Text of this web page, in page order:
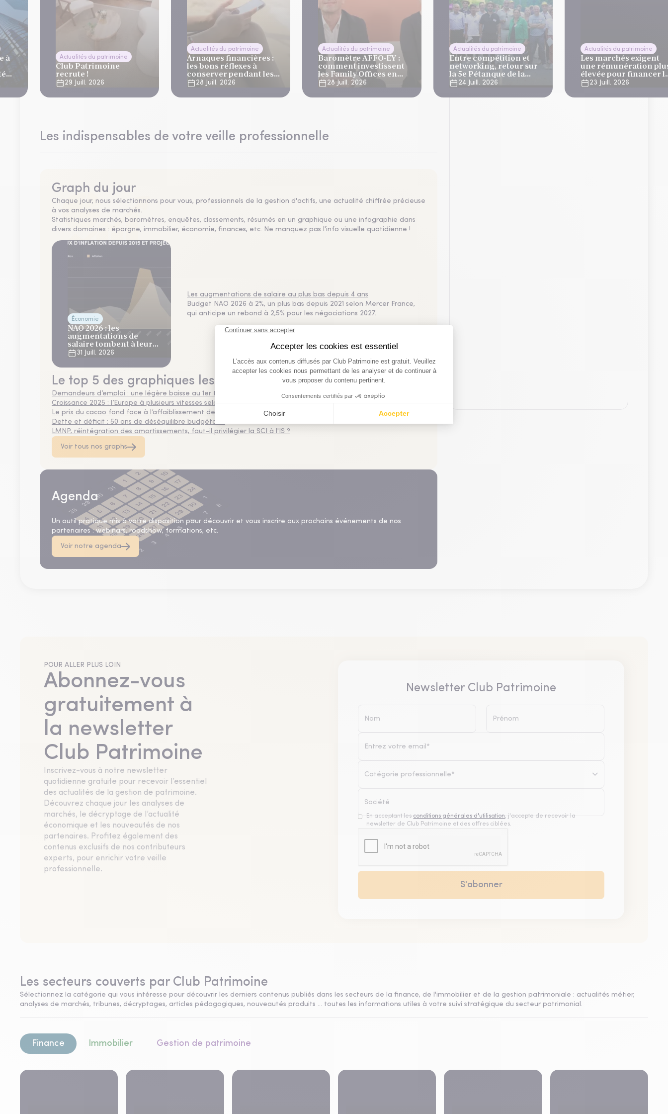
à
Actualités du patrimoine
Club Patrimoine
recrute !
29 Juill. 2026
Actualités du patrimoine
Arnaques financières :
les bons réflexes à
conserver pendant les
vacances
28 Juill. 2026
Actualités du patrimoine
Baromètre AFFO-EY :
comment investissent
les Family Offices en
2026 ?
28 Juill. 2026
Actualités du patrimoine
Entre compétition et
networking, retour sur
la 5e Pétanque de la
Finance
24 Juill. 2026
Actualités du patrimoine
Les marchés exigent
une rémunération
élevée pour financer
dette française
23 Juill. 2026
Les indispensables de votre veille professionnelle
Graph du jour
Chaque jour, nous sélectionnons pour vous, professionnels de la gestion d'actifs, une actualité chiffrée précieuse
à vos analyses de marchés.
Statistiques marchés, baromètres, enquêtes, classements, résumés en un graphique ou une infographie dans
divers domaines : épargne, immobilier, économie, finances, etc. Ne manquez pas l'info visuelle quotidienne !
Économie
NAO 2026 : les
augmentations de
salaire tombent à leur
plus bas niveau depuis 4
ans
31 Juill. 2026
Les augmentations de salaire au plus bas depuis 4 ans
Budget NAO 2026 à 2%, un plus bas depuis 2021 selon Mercer France,
qui anticipe un rebond à 2,5% pour les négociations 2027.
Le top 5 des graphiques les plus consultés
Demandeurs d’emploi : une légère baisse au 1er trimestre 2026
Croissance 2025 : l’Europe à plusieurs vitesses selon Bruxelles
Le prix du cacao fond face à l’affaiblissement de la demande
Dette et déficit : 50 ans de déséquilibre budgétaire
LMNP, réintégration des amortissements, faut-il privilégier la SCI à l'IS ?
Voir tous nos graphs
Agenda
Un outil pratique mis à votre disposition pour découvrir et vous inscrire aux prochains événements de nos
partenaires : webinars, roadshow, formations, etc.
Voir notre agenda
POUR ALLER PLUS LOIN
Abonnez-vous
gratuitement à
la newsletter
Club Patrimoine
Inscrivez-vous à notre newsletter
quotidienne gratuite pour recevoir l’essentiel
des actualités de la gestion de patrimoine.
Découvrez chaque jour les analyses de
marchés, le décryptage de l’actualité
économique et les nouveautés de nos
partenaires. Profitez également des
contenus exclusifs de nos contributeurs
experts, pour enrichir votre veille
professionnelle.
Newsletter Club Patrimoine
Catégorie professionnelle*
En acceptant les conditions générales d'utilisation, j'accepte de recevoir la
newsletter de Club Patrimoine et des offres ciblées.
Les secteurs couverts par Club Patrimoine
Sélectionnez la catégorie qui vous intéresse pour découvrir les derniers contenus publiés dans les secteurs de la finance, de l'immobilier et de la gestion patrimoniale : actualités métier,
analyses de marchés, tribunes, décryptages, articles pédagogiques, nouveautés produits ... toutes les informations utiles à votre suivi stratégique du secteur patrimonial.
Finance Immobilier Gestion de patrimoine